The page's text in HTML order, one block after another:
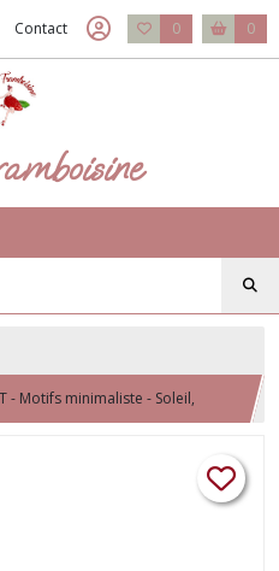
Contact 0 0
- Motifs minimaliste - Soleil,